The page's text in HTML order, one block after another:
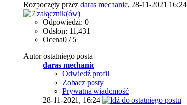
Rozpoczęty przez daras mechanic, 28-11-2021 16:24
Odpowiedzi: 0
Odsłon: 11,431
Ocena0 / 5
Autor ostatniego posta
daras mechanic
Odwiedź profil
Zobacz posty
Prywatna wiadomość
28-11-2021, 16:24